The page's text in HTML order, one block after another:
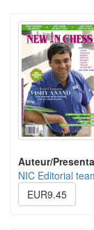
Auteur/
NIC Editorial
EUR9.45